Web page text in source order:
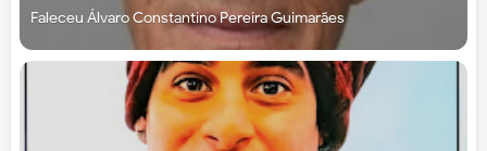
Faleceu Álvaro Constantino Pereira Guimarães